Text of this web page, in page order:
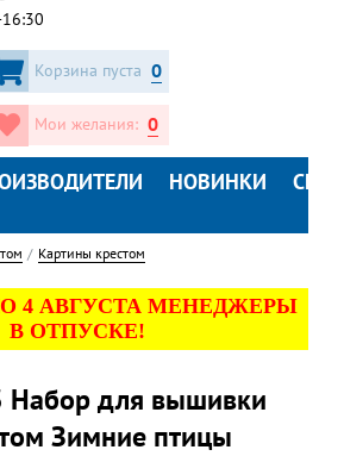
Корзина пуста 0
Мои желания: 0
НОВИНКИ
Картины крестом
4 АВГУСТА МЕНЕДЖЕРЫ
В ОТПУСКЕ!
Набор для вышивки
Зимние птицы